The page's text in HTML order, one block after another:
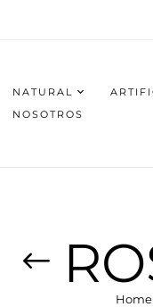
NATURAL
NOSOTROS
Home